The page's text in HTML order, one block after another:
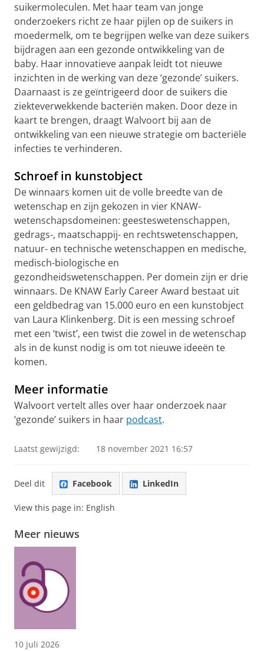
suikermoleculen. Met haar team van jonge
onderzoekers richt ze haar pijlen op de suikers in
moedermelk, om te begrijpen welke van deze suikers
bijdragen aan een gezonde ontwikkeling van de
baby. Haar innovatieve aanpak leidt tot nieuwe
inzichten in de werking van deze ‘gezonde’ suikers.
Daarnaast is ze geïntrigeerd door de suikers die
ziekteverwekkende bacteriën maken. Door deze in
kaart te brengen, draagt Walvoort bij aan de
ontwikkeling van een nieuwe strategie om bacteriële
infecties te verhinderen.
Schroef in kunstobject
De winnaars komen uit de volle breedte van de
wetenschap en zijn gekozen in vier KNAW-
wetenschapsdomeinen: geesteswetenschappen,
gedrags-, maatschappij- en rechtswetenschappen,
natuur- en technische wetenschappen en medische,
medisch-biologische en
gezondheidswetenschappen. Per domein zijn er drie
winnaars. De KNAW Early Career Award bestaat uit
een geldbedrag van 15.000 euro en een kunstobject
van Laura Klinkenberg. Dit is een messing schroef
met een ‘twist’, een twist die zowel in de wetenschap
als in de kunst nodig is om tot nieuwe ideeën te
komen.
Meer informatie
Walvoort vertelt alles over haar onderzoek naar
‘gezonde’ suikers in haar podcast.
Laatst gewijzigd: 18 november 2021 16:57
Deel dit Facebook LinkedIn
View this page in: English
Meer nieuws
10 juli 2026